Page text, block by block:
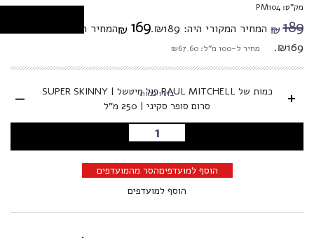
מק"ט: PM104
₪189 המחיר המקורי היה: ₪189. ₪ 169
המחיר הנוכחי הוא:
₪169.
מחיר ל-100 מ"ל: ₪67.60
+
כמות של PAUL MITCHELL פול מיטשל | SUPER SKINNY
סרום סופר סקיני | 250 מ"ל
בחרו כמות -
הוספה לסל
הוסף למועדפיםהסר מהמועדפים
הוסף למועדפים